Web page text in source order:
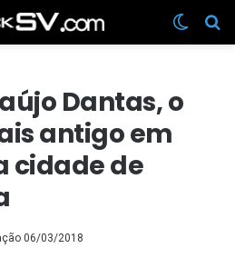
Dantas, o
antigo em
cidade de
06/03/2018